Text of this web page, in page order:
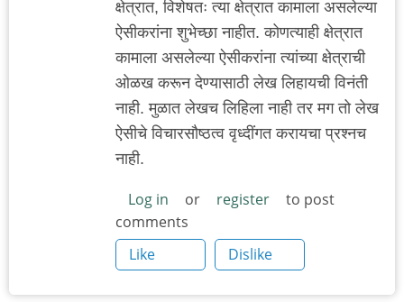
क्षेत्रात, विशेषतः त्या क्षेत्रात कामाला असलेल्या
ऐसीकरांना शुभेच्छा नाहीत. कोणत्याही क्षेत्रात
कामाला असलेल्या ऐसीकरांना त्यांच्या क्षेत्राची
ओळख करून देण्यासाठी लेख लिहायची विनंती
नाही. मुळात लेखच लिहिला नाही तर मग तो लेख
ऐसीचे विचारसौष्ठत्व वृध्दींगत करायचा प्रश्नच
नाही.
Log in or register
to post
comments
Like
Dislike